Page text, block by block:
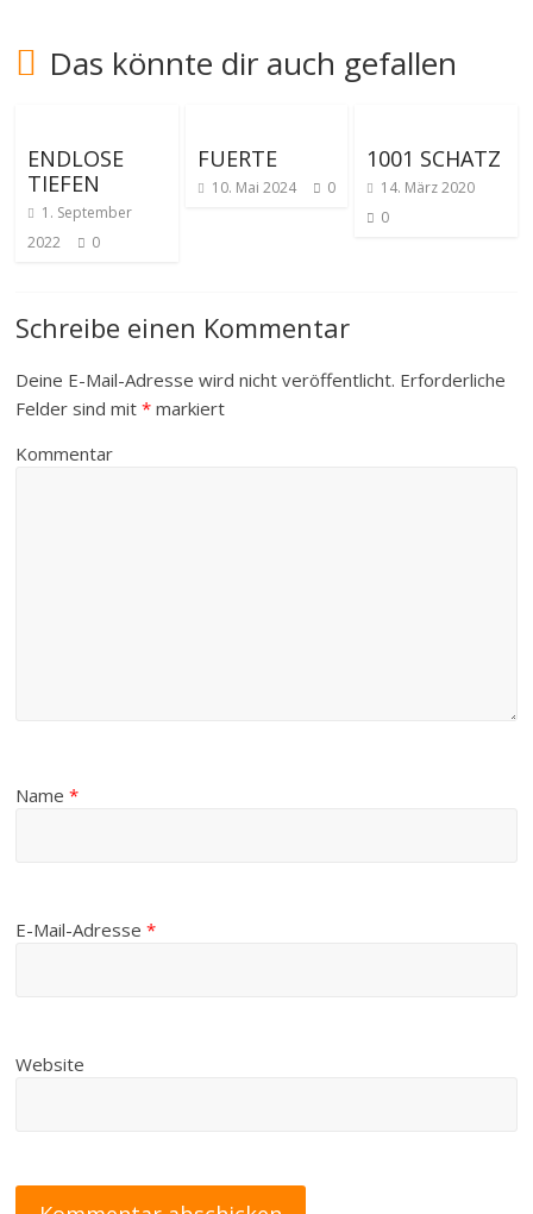
Das könnte dir auch gefallen
ENDLOSE
TIEFEN
1. September
2022
0
FUERTE
10. Mai 2024 0
1001 SCHATZ
14. März 2020
0
Schreibe einen Kommentar
Deine E-Mail-Adresse wird nicht veröffentlicht. Erforderliche
Felder sind mit* markiert
Kommentar
Name*
E-Mail-Adresse*
Website